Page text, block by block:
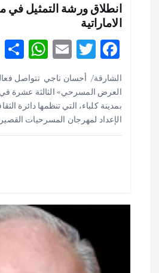
ت
انطلاق ورشة التمثيل في
الاماراتية
F
ac
e
b
o
T
w
it
te
r
E
ai
l
W
h
at
s
A
الشارقة/ أحسان ناجي تتواصل
العرض المسرحي» الثالثة عشرة في
بمدينة كلباء، التي تنظمها دائرة
الإعداد لمهرجان المسرحيات